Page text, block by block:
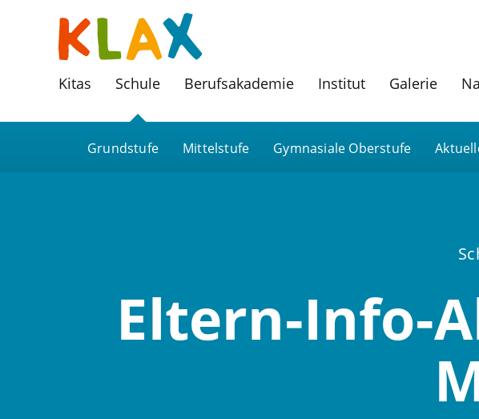
Kitas Schule
Grundstufe Mittelstufe Gymnasiale Oberstufe
Berufsakademie Institut Galerie
Eltern-Info-